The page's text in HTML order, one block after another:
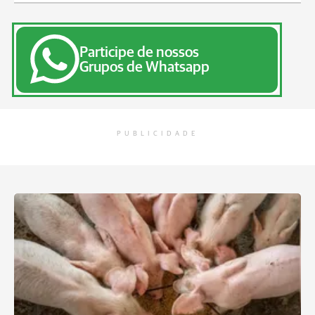
Participe de nossos
Grupos de Whatsapp
PUBLICIDADE